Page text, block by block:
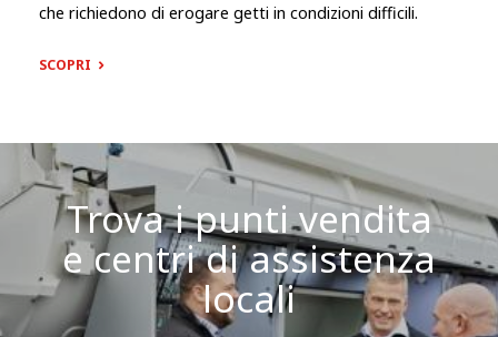
che richiedono di erogare getti in condizioni difficili.
SCOPRI
Trova i punti vendita
e centri di assistenza
locali